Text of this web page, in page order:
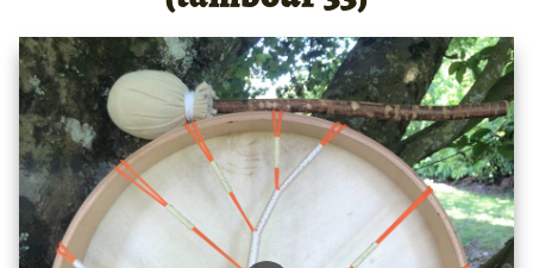
peintures
canalisées,
soins
énergétiques,
stages